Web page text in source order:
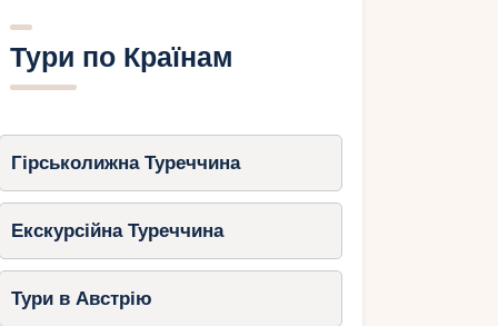
Тури по Країнам
Гірськолижна Туреччина
Екскурсійна Туреччина
Тури в Австрію